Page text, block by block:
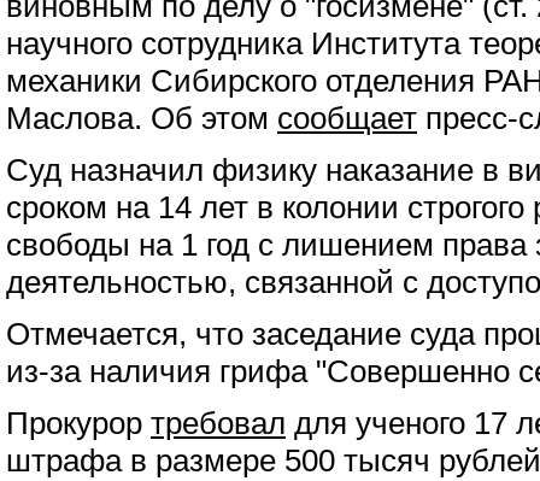
научного сотрудника Института
механики Сибирского отделения
Маслова. Об этом сообщает пресс-
Суд назначил физику наказание в
сроком на 14 лет в колонии
свободы на 1 год с лишением права
деятельностью, связанной с
Отмечается, что заседание суда
из-за наличия грифа "Совершенно
Прокурор требовал для ученого 17
штрафа в размере 500 тысяч